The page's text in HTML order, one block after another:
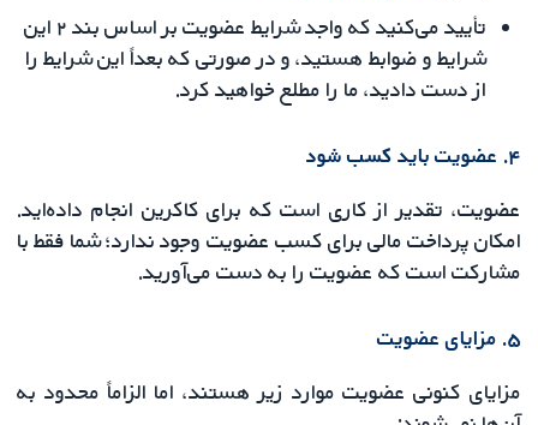
تأیید می‌کنید که واجد شرایط عضویت بر اساس بند ۲ این
شرایط و ضوابط هستید، و در صورتی که بعداً این شرایط را
از دست دادید، ما را مطلع خواهید کرد.
۴. عضویت باید کسب شود
عضویت، تقدیر از کاری است که برای کاکرین انجام داده‌اید.
امکان پرداخت مالی برای کسب عضویت وجود ندارد؛ شما فقط با
مشارکت است که عضویت را به دست می‌آورید.
۵. مزایای عضویت
مزایای کنونی عضویت موارد زیر هستند، اما الزاماً محدود به